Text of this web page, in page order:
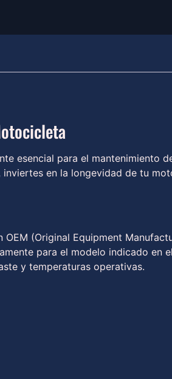
esencial para el mantenimiento
inviertes en la longevidad de tu
OEM (Original Equipment
para el modelo indicado en
y temperaturas operativas.